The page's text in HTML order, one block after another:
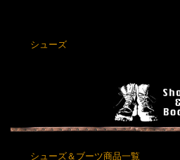
シューズ
シューズ＆ブーツ商品一覧